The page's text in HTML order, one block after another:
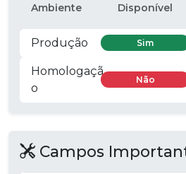
Ambiente Disponível
Produção Sim
Homologaçã
o
Não
Campos